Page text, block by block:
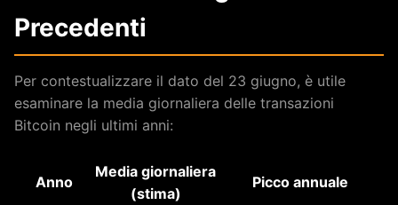
Precedenti
Per contestualizzare il dato del 23 giugno, è utile
esaminare la media giornaliera delle transazioni
Bitcoin negli ultimi anni:
Anno
Media giornaliera
(stima)
Picco annuale